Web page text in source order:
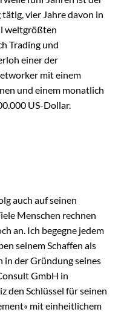
vier Jahre davon in
weltgrößten
Trading und
einer der
mit einem
und einem monatlich
US-Dollar.
auch auf seinen
Menschen rechnen
an. Ich begegne jedem
seinem Schaffen als
der Gründung seines
GmbH in
den Schlüssel für seinen
mit einheitlichem